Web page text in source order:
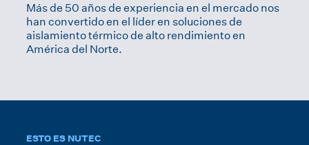
Más de 50 años de experiencia en el mercado nos
han convertido en el líder en soluciones de
aislamiento térmico de alto rendimiento en
América del Norte.
ESTO ES NUTEC